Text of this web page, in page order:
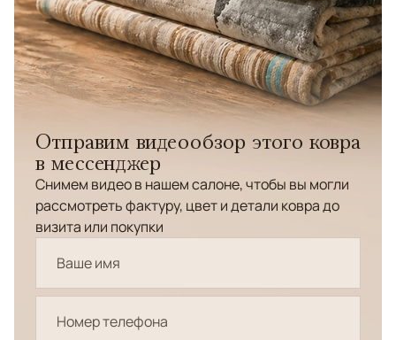
Отправим видеообзор этого ковра
в мессенджер
Снимем видео в нашем салоне, чтобы вы могли
рассмотреть фактуру, цвет и детали ковра до
визита или покупки